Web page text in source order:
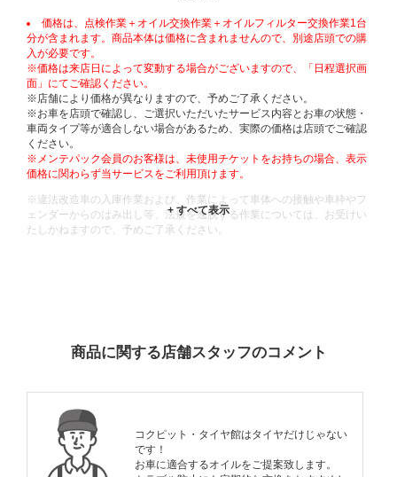
価格は、点検作業＋オイル交換作業＋オイルフィルター交換作業1台
分が含まれます。商品本体は価格に含まれませんので、別途店頭での購
入が必要です。
※価格は来店日によって変動する場合がございますので、「日程選択画
面」にてご確認ください。
※店舗により価格が異なりますので、予めご了承ください。
※お車を店頭で確認し、ご選択いただいたサービス内容とお車の状態・
車両タイプ等が適合しない場合があるため、実際の価格は店頭でご確認
ください。
※メンテパック会員のお客様は、未使用チケットをお持ちの場合、表示
価格に関わらず当サービスをご利用頂けます。
※違法改造車の入庫作業および、作業によって車体への接触や車枠やフ
ェンダーからのはみ出し等、法規を逸脱する作業については、お受けい
たしかねますので、予めご了承ください。
商品に関する店舗スタッフのコメント
コクピット・タイヤ館はタイヤだけじゃない
です！
お車に適合するオイルをご提案致します。